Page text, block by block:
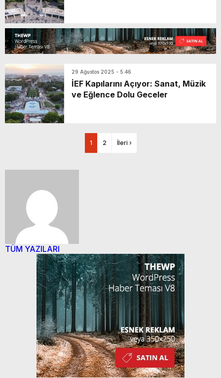
29 Ağustos 2025 - 5:46
İEF Kapılarını Açıyor: Sanat, Müzik
ve Eğlence Dolu Geceler
1 2 İleri ›
TÜM YAZILARI